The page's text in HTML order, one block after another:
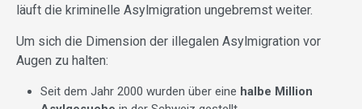
läuft die kriminelle Asylmigration ungebremst weiter.
Um sich die Dimension der illegalen Asylmigration vor
Augen zu halten:
Seit dem Jahr 2000 wurden über eine halbe Million